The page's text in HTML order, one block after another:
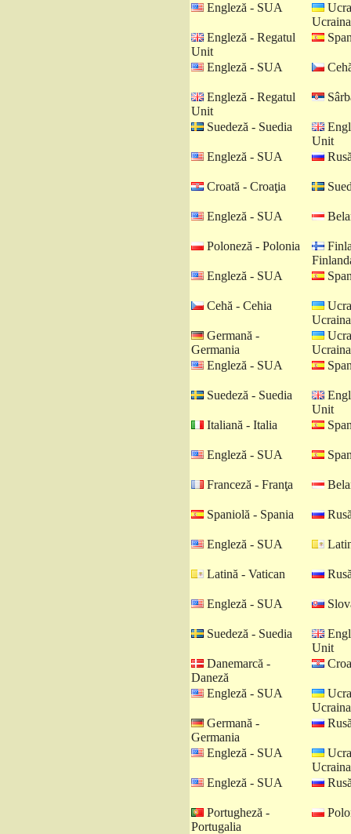
Engleză - SUA
Ucraina
Engleză - Regatul
Unit
Engleză - SUA
Engleză - Regatul
Unit
Suedeză - Suedia
Unit
Engleză - SUA
Croată - Croaţia
Engleză - SUA
Poloneză - Polonia
Engleză - SUA
Cehă - Cehia
Ucraina
Germană -
Germania
Ucraina
Engleză - SUA
Suedeză - Suedia
Unit
Italiană - Italia
Engleză - SUA
Franceză - Franţa
Spaniolă - Spania
Engleză - SUA
Latină - Vatican
Engleză - SUA
Suedeză - Suedia
Unit
Danemarcă -
Daneză
Engleză - SUA
Ucraina
Germană -
Germania
Engleză - SUA
Ucraina
Engleză - SUA
Portugheză -
Portugalia